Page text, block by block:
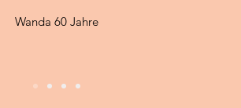
Wanda 60 Jahre